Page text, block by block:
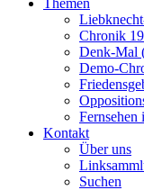
Themen
Chronik
Denk-Mal
Demo-
Fernsehen
Kontakt
Über uns
Suchen